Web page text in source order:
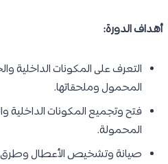
أهداف الدورة:
التعرف على المكونات الداخلية
المحمول وملحقاتها.
فتح وتجميع المكونات الداخلية
المحمولة.
صيانة وتشخيص الأعطال وطرق